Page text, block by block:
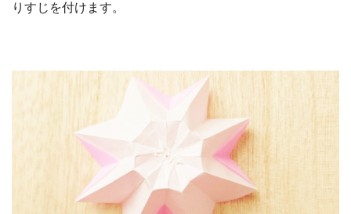
りすじを付けます。